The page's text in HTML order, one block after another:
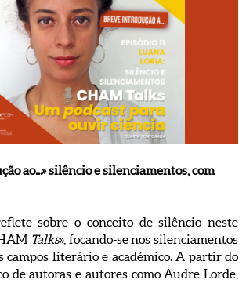
ao...» silêncio e silenciamentos, com
sobre o conceito de silêncio neste
Talks», focando-se nos silenciamentos
campos literário e académico. A partir do
de autoras e autores como Audre Lorde,